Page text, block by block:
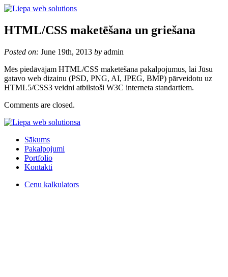
HTML/CSS maketēšana un griešana
Posted on: June 19th, 2013 by admin
Mēs piedāvājam HTML/CSS maketēšana pakalpojumus, lai Jūsu
gatavo web dizainu (PSD, PNG, AI, JPEG, BMP) pārveidotu uz
HTML5/CSS3 veidni atbilstoši W3C interneta standartiem.
Comments are closed.
Sākums
Pakalpojumi
Portfolio
Kontakti
Cenu kalkulators